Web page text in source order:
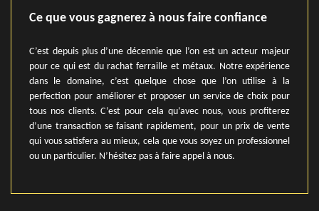
Ce que vous gagnerez à nous faire confiance
C’est depuis plus d’une décennie que l’on est un acteur majeur
pour ce qui est du rachat ferraille et métaux. Notre expérience
dans le domaine, c’est quelque chose que l’on utilise à la
perfection pour améliorer et proposer un service de choix pour
tous nos clients. C’est pour cela qu’avec nous, vous profiterez
d’une transaction se faisant rapidement, pour un prix de vente
qui vous satisfera au mieux, cela que vous soyez un professionnel
ou un particulier. N’hésitez pas à faire appel à nous.